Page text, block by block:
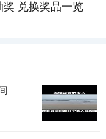
奖 兑换奖品一览